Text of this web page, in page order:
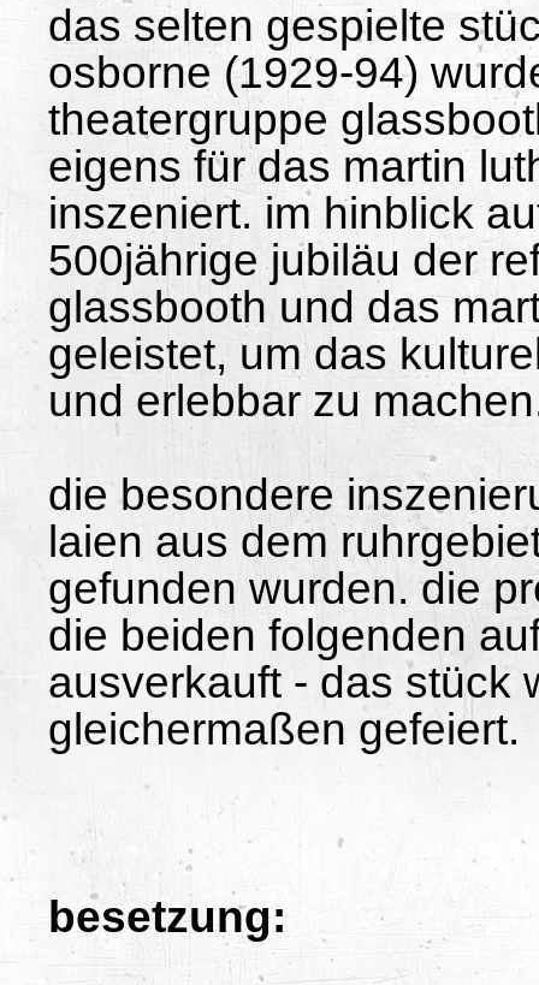
das selten gespielte
osborne (1929-94)
theatergruppe
eigens für das martin
inszeniert. im hinblick
500jährige jubiläu der
glassbooth und das
geleistet, um das
und erlebbar zu
die besondere
laien aus dem
gefunden wurden. die
die beiden folgenden
ausverkauft - das stück
gleichermaßen gefeiert.
besetzung: